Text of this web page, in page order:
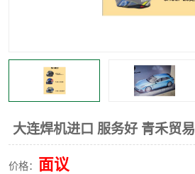
大连焊机进口 服务好 青禾贸易
价格： 面议